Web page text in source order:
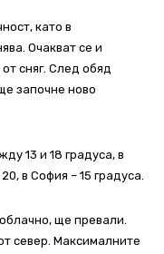
като в
Очакват се и
сняг. След обяд
започне ново
13 и 18 градуса, в
в София – 15 градуса.
ще превали.
север. Максималните